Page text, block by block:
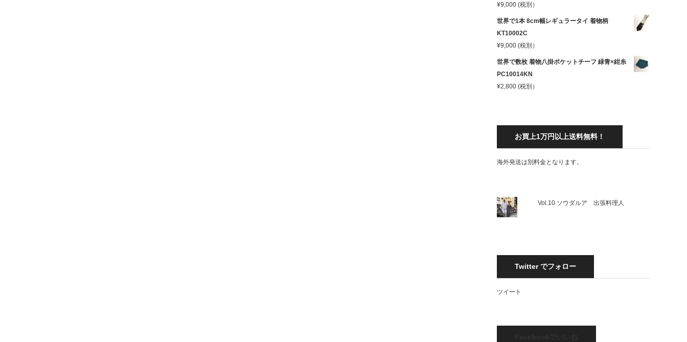
¥9,000 (税別）
世界で1本 8cm幅レギュラータイ 着物柄
KT10002C
¥9,000 (税別）
世界で数枚 着物八掛ポケットチーフ 緑青×紺糸
PC10014KN
¥2,800 (税別）
お買上1万円以上送料無料！
海外発送は別料金となります。
Vol.10 ソウダルア 出張料理人
Twitter でフォロー
ツイート